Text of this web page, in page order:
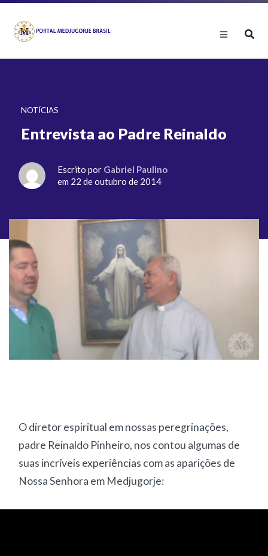
NOTÍCIAS
Entrevista ao Padre Reinaldo
Escrito por Gabriel Paulino
em 22 de outubro de 2014
O diretor espiritual em nossas peregrinações,
padre Reinaldo Pinheiro, nos contou algumas de
suas incríveis experiências com as aparições de
Nossa Senhora em Medjugorje: